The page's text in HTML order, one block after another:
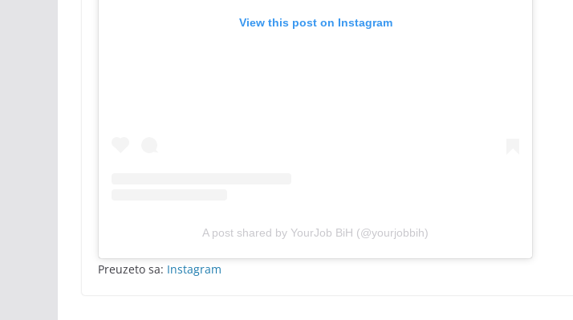
View this post on Instagram
A post shared by YourJob BiH (@yourjobbih)
Preuzeto sa: Instagram